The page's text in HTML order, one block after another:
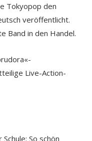
Tokyopop den
veröffentlicht.
Band in den Handel.
Live-Action-
So schön